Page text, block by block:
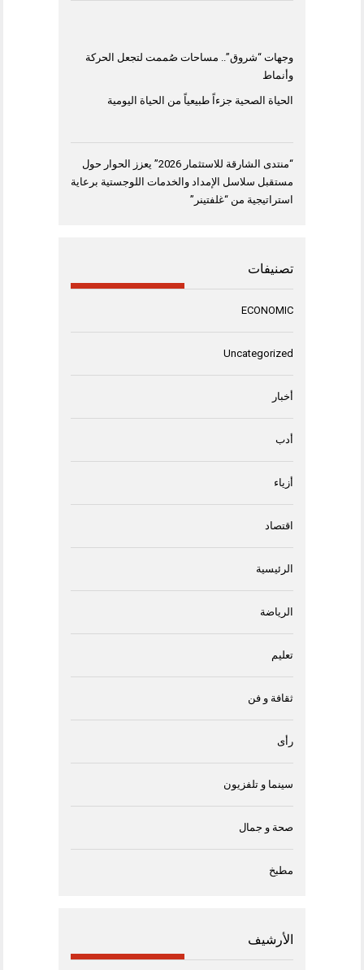
وجهات “شروق”.. مساحات صُممت لتجعل الحركة
وأنماط
الحياة الصحية جزءاً طبيعياً من الحياة اليومية
“منتدى الشارقة للاستثمار 2026” يعزز الحوار حول
مستقبل سلاسل الإمداد والخدمات اللوجستية برعاية
استراتيجية من “غلفتينر”
تصنيفات
ECONOMIC
Uncategorized
أخبار
أدب
أزياء
اقتصاد
الرئيسية
الرياضة
تعليم
ثقافة و فن
رأى
سينما و تلفزيون
صحة و جمال
مطبخ
الأرشيف